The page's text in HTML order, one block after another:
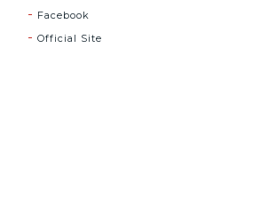
Facebook
Official Site